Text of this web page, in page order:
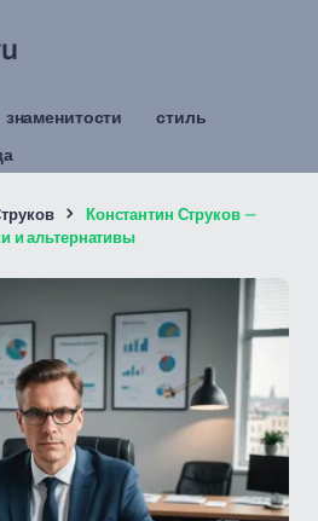
знаменитости
стиль
Константин Струков —
и альтернативы